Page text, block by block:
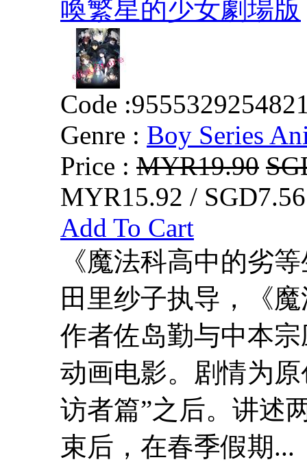
喚繁星的少女劇場版
Code :
Genre : Boy Series
Price : MYR19.90
MYR15.92 /
Add To Cart
《魔法科高中的劣
田里纱子执导，《
作者佐岛勤与中本
动画电影。剧情为
访者篇”之后。讲述
束后，在春季假期...